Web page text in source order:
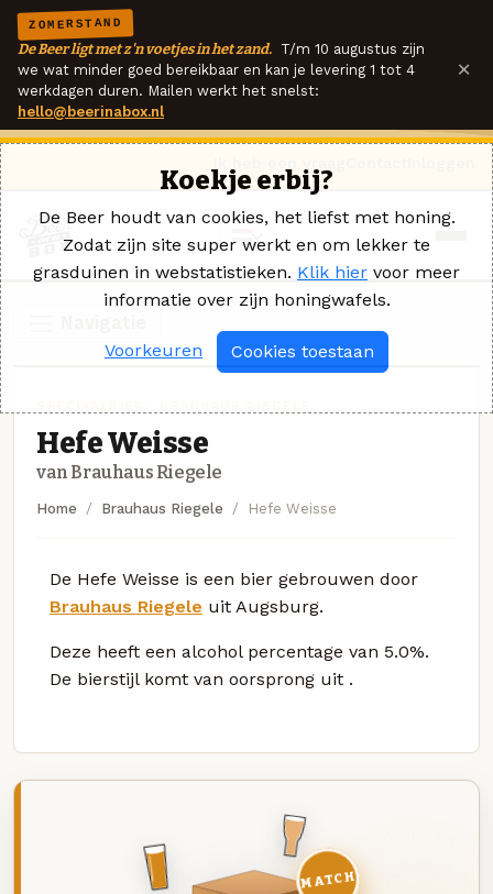
ZOMERSTAND
De Beer ligt met z'n voetjes in het zand. T/m 10 augustus zijn
we wat minder goed bereikbaar en kan je levering 1 tot 4
werkdagen duren. Mailen werkt het snelst:
hello@beerinabox.nl
×
Hefe Weisse
van Brauhaus Riegele
Home Brauhaus Riegele Hefe Weisse
De Hefe Weisse is een bier gebrouwen door
Brauhaus Riegele uit Augsburg.
Deze heeft een alcohol percentage van 5.0%.
De bierstijl komt van oorsprong uit .
MATCH
Koekje erbij?
De Beer houdt van cookies, het liefst met honing.
Zodat zijn site super werkt en om lekker te
grasduinen in webstatistieken. Klik hier voor meer
informatie over zijn honingwafels.
Voorkeuren Cookies toestaan